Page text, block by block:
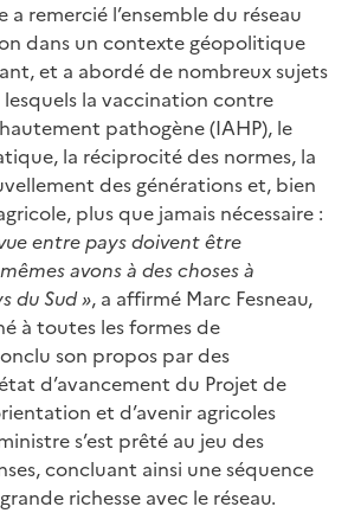
a remercié l’ensemble du réseau
dans un contexte géopolitique
et a abordé de nombreux sujets
la vaccination contre
pathogène (IAHP), le
la réciprocité des normes, la
des générations et, bien
plus que jamais nécessaire :
entre pays doivent être
avons à des choses à
du Sud », a affirmé Marc Fesneau,
à toutes les formes de
son propos par des
d’avancement du Projet de
et d’avenir agricoles
s’est prêté au jeu des
concluant ainsi une séquence
richesse avec le réseau.